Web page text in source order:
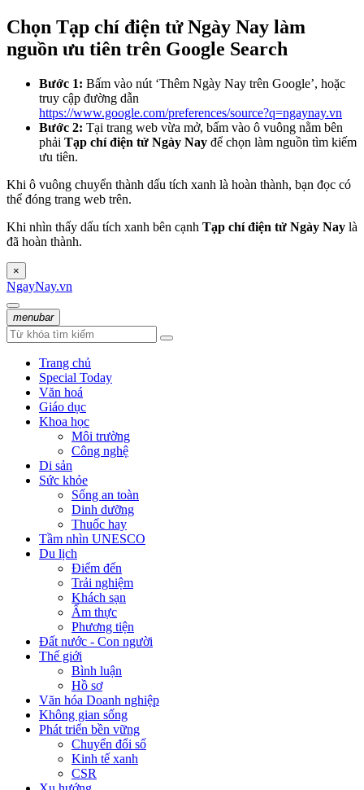
Chọn Tạp chí điện tử Ngày Nay làm
nguồn ưu tiên trên Google Search
Bước 1: Bấm vào nút ‘Thêm Ngày Nay trên Google’, hoặc
truy cập đường dẫn
https://www.google.com/preferences/source?q=ngaynay.vn
Bước 2: Tại trang web vừa mở, bấm vào ô vuông nằm bên
phải Tạp chí điện tử Ngày Nay để chọn làm nguồn tìm kiếm
ưu tiên.
Khi ô vuông chuyển thành dấu tích xanh là hoàn thành, bạn đọc có
thể đóng trang web trên.
Khi nhìn thấy dấu tích xanh bên cạnh Tạp chí điện tử Ngày Nay là
đã hoàn thành.
×
NgayNay.vn
menubar
Trang chủ
Special Today
Văn hoá
Giáo dục
Khoa học
Môi trường
Công nghệ
Di sản
Sức khỏe
Sống an toàn
Dinh dưỡng
Thuốc hay
Tầm nhìn UNESCO
Du lịch
Điểm đến
Trải nghiệm
Khách sạn
Ẩm thực
Phương tiện
Đất nước - Con người
Thế giới
Bình luận
Hồ sơ
Văn hóa Doanh nghiệp
Không gian sống
Phát triển bền vững
Chuyển đổi số
Kinh tế xanh
CSR